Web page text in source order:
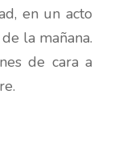
en un acto
la mañana.
de cara a